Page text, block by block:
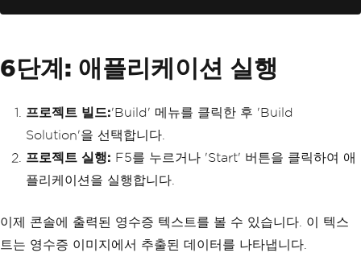
// Define the input file
Input( pdfFilePath ))
// Perform OCR and get
the result
(input );
// Display the extract
Console. WriteLine(resu
6단계: 애플리케이션 실행
프로젝트 빌드:'Build' 메뉴를 클릭한 후 'Build
Solution'을 선택합니다.
프로젝트 실행: F5를 누르거나 'Start' 버튼을 클릭하여 애
플리케이션을 실행합니다.
이제 콘솔에 출력된 영수증 텍스트를 볼 수 있습니다. 이 텍스
트는 영수증 이미지에서 추출된 데이터를 나타냅니다.